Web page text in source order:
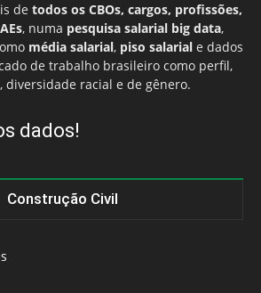
de todos os CBOs, cargos, profissões,
, numa pesquisa salarial big data,
média salarial, piso salarial e dados
de trabalho brasileiro como perfil,
diversidade racial e de gênero.
dados!
Construção Civil